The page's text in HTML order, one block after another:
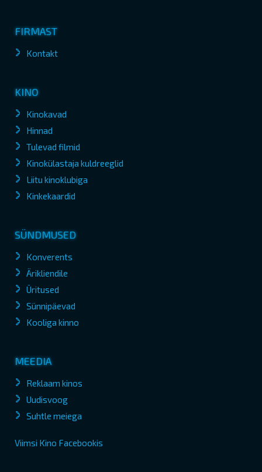
FIRMAST
Kontakt
KINO
Kinokavad
Hinnad
Tulevad filmid
Kinokülastaja kuldreeglid
Liitu kinoklubiga
Kinkekaardid
SÜNDMUSED
Konverents
Ärikliendile
Üritused
Sünnipäevad
Kooliga kinno
MEEDIA
Reklaam kinos
Uudisvoog
Suhtle meiega
Viimsi Kino Facebookis